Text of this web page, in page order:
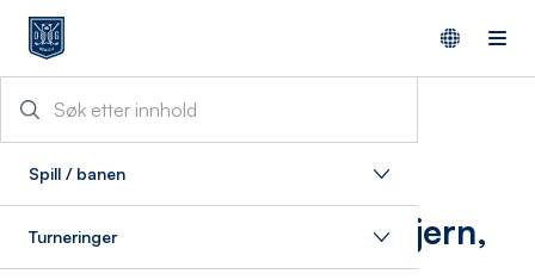
Spill / banen
Turneringer
Demodag: Nye Titleist-jern,